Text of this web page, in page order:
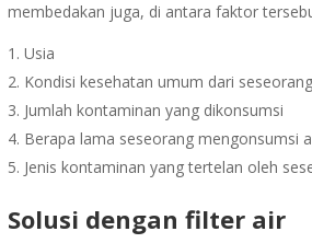
membedakan juga, di antara faktor
Usia
Kondisi kesehatan umum dari seseorang
Jumlah kontaminan yang dikonsumsi
Berapa lama seseorang mengonsumsi
Jenis kontaminan yang tertelan oleh
Solusi dengan filter air